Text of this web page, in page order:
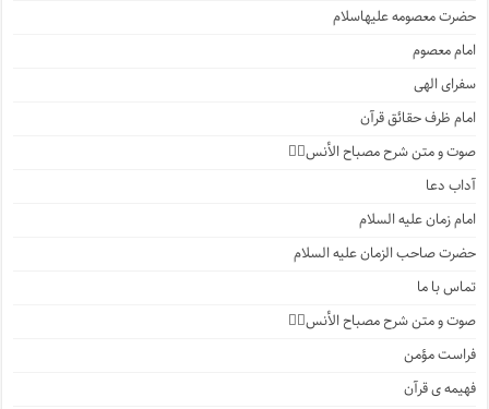
حضرت معصومه علیهاسلام
امام معصوم
سفرای الهی
امام ظرف حقائق قرآن
صوت و متن شرح مصباح الأنس۲️⃣
آداب دعا
امام زمان علیه السلام
حضرت صاحب الزمان علیه السلام
تماس با ما
صوت و متن شرح مصباح الأنس۱️⃣
فراست مؤمن
فهیمه ی قرآن